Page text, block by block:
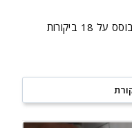
על 18 ביקורות